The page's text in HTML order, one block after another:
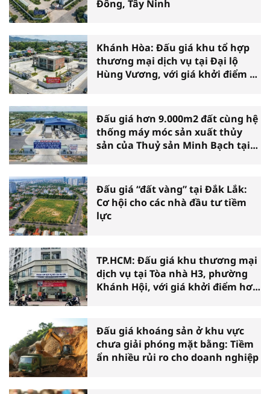
Đông, Tây Ninh
Khánh Hòa: Đấu giá khu tổ hợp
thương mại dịch vụ tại Đại lộ
Hùng Vương, với giá khởi điểm 39
Đấu giá hơn 9.000m2 đất cùng hệ
thống máy móc sản xuất thủy
sản của Thuỷ sản Minh Bạch tại
Đấu giá “đất vàng” tại Đắk Lắk:
Cơ hội cho các nhà đầu tư tiềm
lực
TP.HCM: Đấu giá khu thương mại
dịch vụ tại Tòa nhà H3, phường
Khánh Hội, với giá khởi điểm hơn
Đấu giá khoáng sản ở khu vực
chưa giải phóng mặt bằng: Tiềm
ẩn nhiều rủi ro cho doanh nghiệp